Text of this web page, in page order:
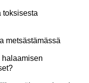
toksisesta
metsästämässä
halaamisen